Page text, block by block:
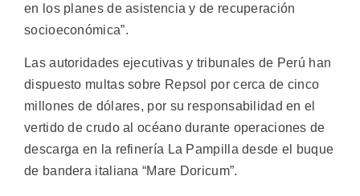
en los planes de asistencia y de recuperación
socioeconómica”.
Las autoridades ejecutivas y tribunales de Perú han
dispuesto multas sobre Repsol por cerca de cinco
millones de dólares, por su responsabilidad en el
vertido de crudo al océano durante operaciones de
descarga en la refinería La Pampilla desde el buque
de bandera italiana “Mare Doricum”.